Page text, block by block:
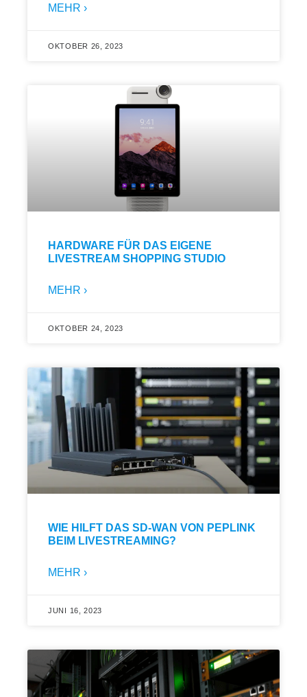
MEHR ›
OKTOBER 26, 2023
HARDWARE FÜR DAS EIGENE
LIVESTREAM SHOPPING STUDIO
MEHR ›
OKTOBER 24, 2023
WIE HILFT DAS SD-WAN VON PEPLINK
BEIM LIVESTREAMING?
MEHR ›
JUNI 16, 2023